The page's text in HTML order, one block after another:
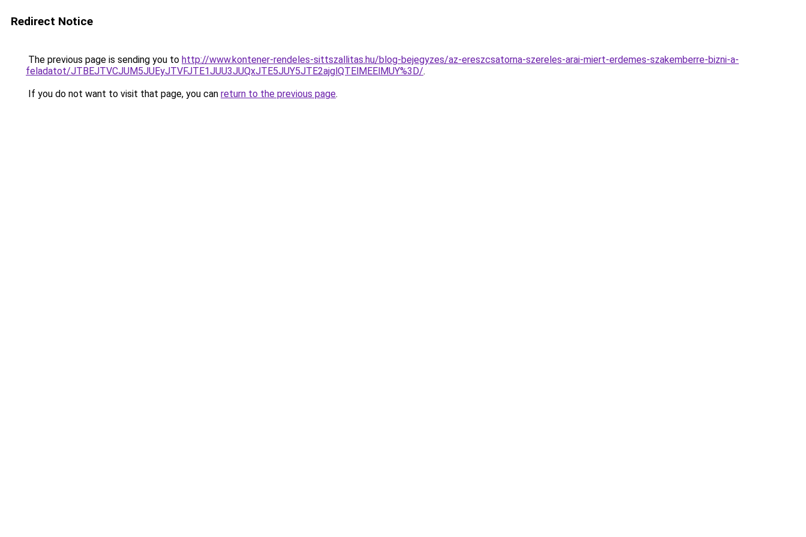
Redirect Notice
The previous page is sending you to http://www.kontener-rendeles-sittszallitas.hu/blog-bejegyzes/az-ereszcsatorna-szereles-arai-miert-erdemes-szakemberre-bizni-a-
feladatot/JTBEJTVCJUM5JUEyJTVFJTE1JUU3JUQxJTE5JUY5JTE2ajglQTElMEElMUY%3D/.
If you do not want to visit that page, you can return to the previous page.